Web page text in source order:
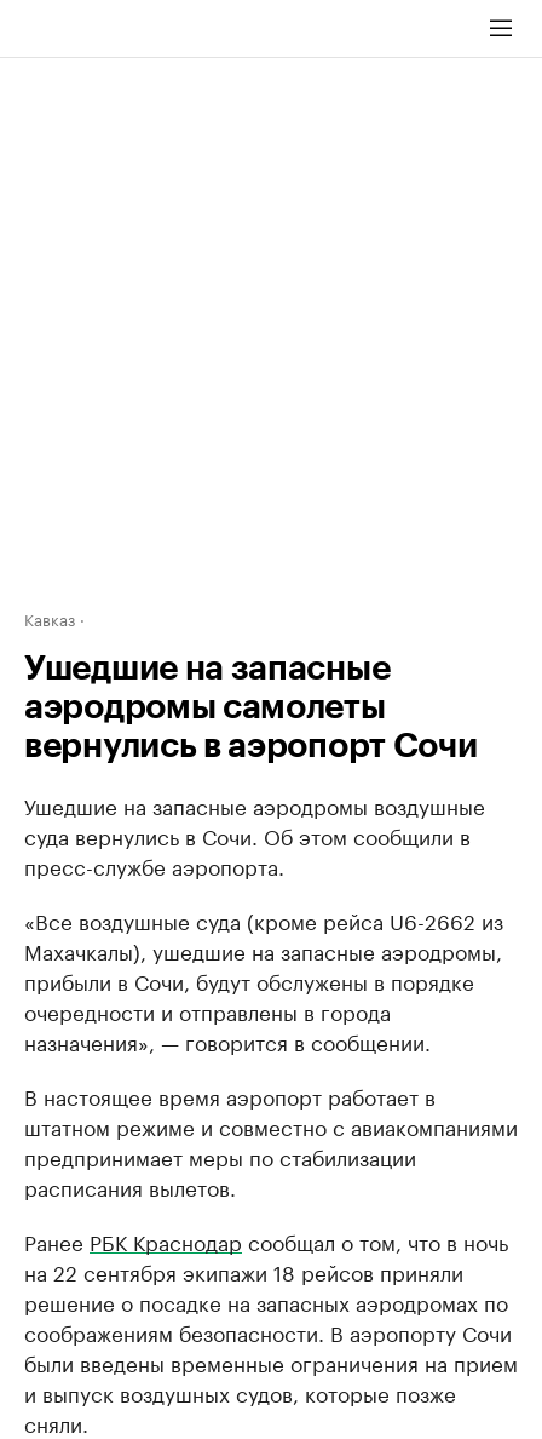
Кавказ
Ушедшие на запасные
аэродромы самолеты
вернулись в аэропорт Сочи
Ушедшие на запасные аэродромы воздушные
суда вернулись в Сочи. Об этом сообщили в
пресс-службе аэропорта.
«Все воздушные суда (кроме рейса U6-2662 из
Махачкалы), ушедшие на запасные аэродромы,
прибыли в Сочи, будут обслужены в порядке
очередности и отправлены в города
назначения», — говорится в сообщении.
В настоящее время аэропорт работает в
штатном режиме и совместно с авиакомпаниями
предпринимает меры по стабилизации
расписания вылетов.
Ранее РБК Краснодар сообщал о том, что в ночь
на 22 сентября экипажи 18 рейсов приняли
решение о посадке на запасных аэродромах по
соображениям безопасности. В аэропорту Сочи
были введены временные ограничения на прием
и выпуск воздушных судов, которые позже
сняли.